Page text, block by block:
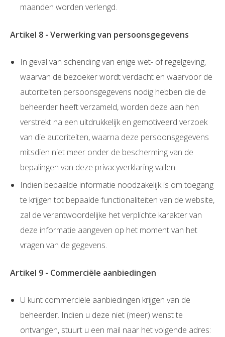
maanden worden verlengd.
Artikel 8 - Verwerking van persoonsgegevens
In geval van schending van enige wet- of regelgeving,
waarvan de bezoeker wordt verdacht en waarvoor de
autoriteiten persoonsgegevens nodig hebben die de
beheerder heeft verzameld, worden deze aan hen
verstrekt na een uitdrukkelijk en gemotiveerd verzoek
van die autoriteiten, waarna deze persoonsgegevens
mitsdien niet meer onder de bescherming van de
bepalingen van deze privacyverklaring vallen.
Indien bepaalde informatie noodzakelijk is om toegang
te krijgen tot bepaalde functionaliteiten van de website,
zal de verantwoordelijke het verplichte karakter van
deze informatie aangeven op het moment van het
vragen van de gegevens.
Artikel 9 - Commerciële aanbiedingen
U kunt commerciële aanbiedingen krijgen van de
beheerder. Indien u deze niet (meer) wenst te
ontvangen, stuurt u een mail naar het volgende adres: